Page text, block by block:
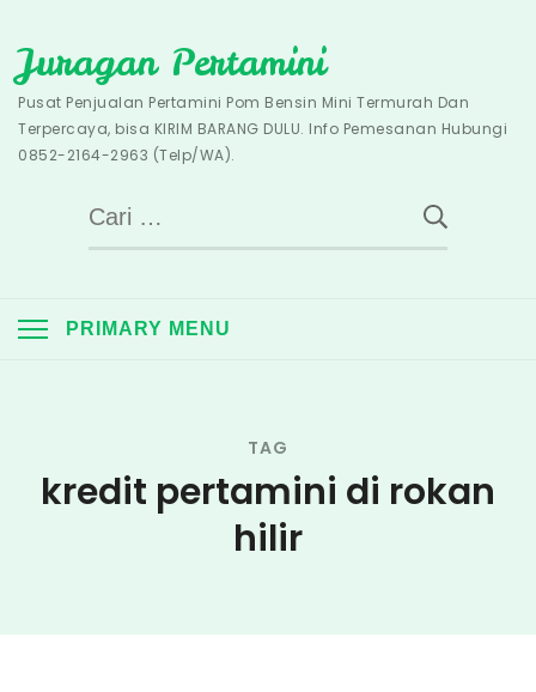
to
content
Juragan Pertamini
Pusat Penjualan Pertamini Pom Bensin Mini Termurah Dan
Terpercaya, bisa KIRIM BARANG DULU. Info Pemesanan Hubungi
0852-2164-2963 (Telp/WA).
Cari
untuk:
PRIMARY MENU
TAG
kredit pertamini di rokan
hilir